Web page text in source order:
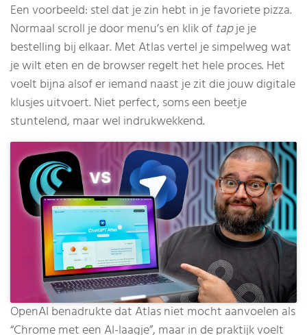
Een voorbeeld: stel dat je zin hebt in je favoriete pizza.
Normaal scroll je door menu’s en klik of tapje je
bestelling bij elkaar. Met Atlas vertel je simpelweg wat
je wilt eten en de browser regelt het hele proces. Het
voelt bijna alsof er iemand naast je zit die jouw digitale
klusjes uitvoert. Niet perfect, soms een beetje
stuntelend, maar wel indrukwekkend.
OpenAI benadrukte dat Atlas niet mocht aanvoelen als
“Chrome met een AI-laagje”, maar in de praktijk voelt